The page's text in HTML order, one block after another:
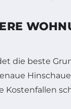
die beste